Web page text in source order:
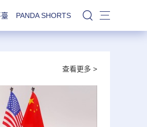
PANDA SHORTS 站內搜索
查看更多 >